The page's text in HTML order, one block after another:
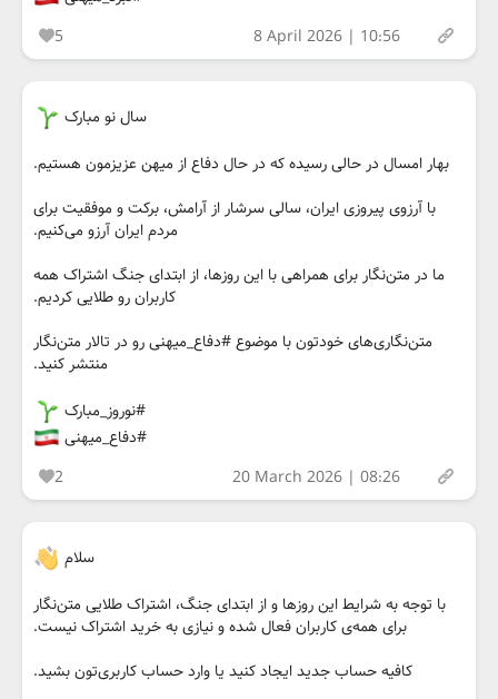
5
8 April 2026 | 10:56
سال نو مبارک
بهار امسال در حالی رسیده که در حال دفاع از میهن عزیزمون هستیم.
با آرزوی پیروزی ایران، سالی سرشار از آرامش، برکت و موفقیت برای
مردم ایران آرزو می‌کنیم.
ما در متن‌نگار برای همراهی با این روزها، از ابتدای جنگ اشتراک همه
کاربران رو طلایی کردیم.
متن‌نگاری‌های خودتون با موضوع #دفاع_میهنی رو در تالار متن‌نگار
منتشر کنید.
#نوروز_مبارک
#دفاع_میهنی
2
20 March 2026 | 08:26
سلام
با توجه به شرایط این روزها و از ابتدای جنگ، اشتراک طلایی متن‌نگار
برای همه‌ی کاربران فعال شده و نیازی به خرید اشتراک نیست.
کافیه حساب جدید ایجاد کنید یا وارد حساب کاربری‌تون بشید.